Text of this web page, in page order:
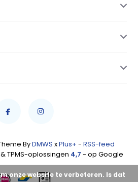
ByDMWS xPlus+ - RSS-feed
TPMS-oplossingen 4,7 - op Google
onze website te verbeteren. Is dat